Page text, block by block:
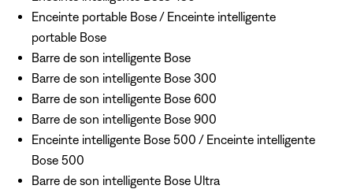
Enceinte portable Bose / Enceinte intelligente
portable Bose
Barre de son intelligente Bose
Barre de son intelligente Bose 300
Barre de son intelligente Bose 600
Barre de son intelligente Bose 900
Enceinte intelligente Bose 500 / Enceinte intelligente
Bose 500
Barre de son intelligente Bose Ultra